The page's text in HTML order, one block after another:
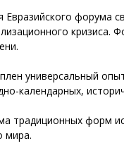
форума
кризиса.
универсальный
календарных,
традиционных форм
мира.